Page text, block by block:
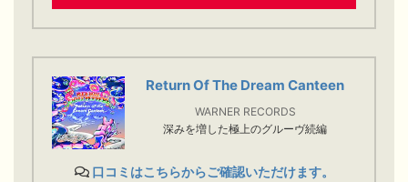
Return Of The Dream Canteen
WARNER RECORDS
深みを増した極上のグルーヴ続編
口コミはこちらからご確認いただけます。